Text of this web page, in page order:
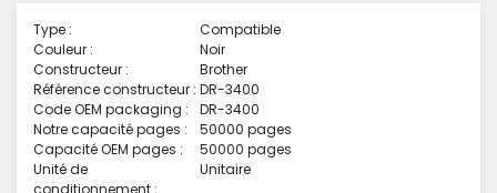
Type :
Compatible
Couleur :
Noir
Constructeur :
Brother
Référence constructeur : DR-3400
Code OEM packaging :
DR-3400
Notre capacité pages :
50000 pages
Capacité OEM pages :
50000 pages
Unité de
Unitaire